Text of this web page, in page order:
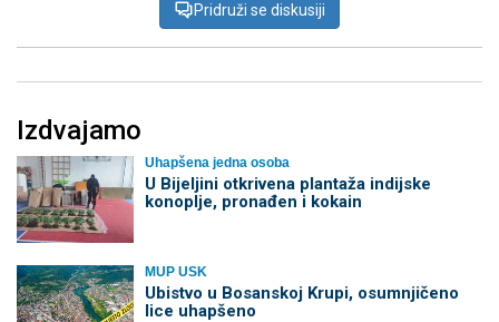
Pridruži se diskusiji
Izdvajamo
Uhapšena jedna osoba
​U Bijeljini otkrivena plantaža indijske
konoplje, pronađen i kokain
MUP USK
Ubistvo u Bosanskoj Krupi, osumnjičeno
lice uhapšeno